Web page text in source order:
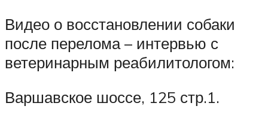
Видео о восстановлении собаки
после перелома – интервью с
ветеринарным реабилитологом:
Варшавское шоссе, 125 стр.1.